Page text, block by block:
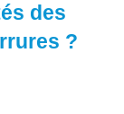
des
?